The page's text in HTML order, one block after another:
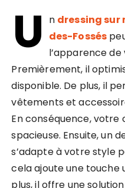
U n dressing sur
des-Fossés
l’apparence
Premièrement, il
disponible. De plus, il
vêtements et
En conséquence,
spacieuse. Ensuite, un
s’adapte à votre style
cela ajoute une touche
plus, il offre une